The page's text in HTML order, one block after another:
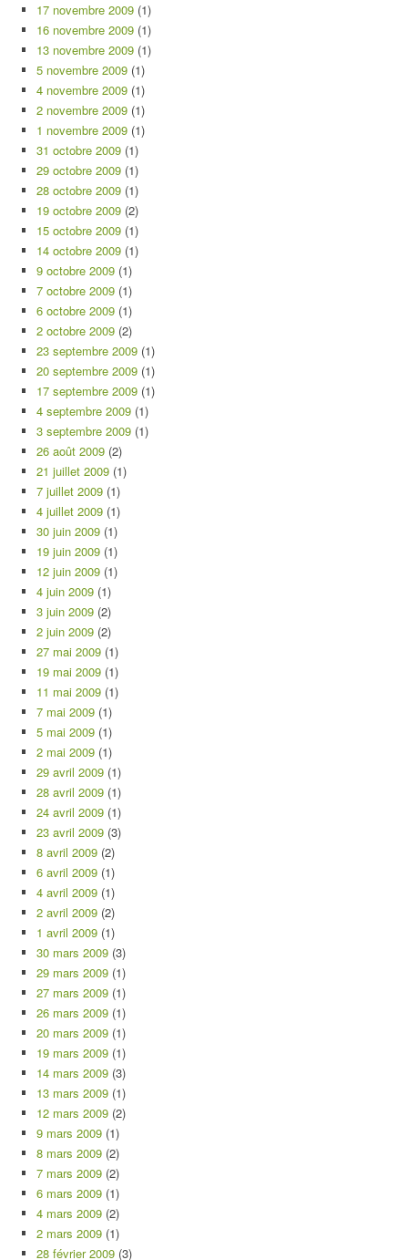
17 novembre 2009 (1)
16 novembre 2009 (1)
13 novembre 2009 (1)
5 novembre 2009 (1)
4 novembre 2009 (1)
2 novembre 2009 (1)
1 novembre 2009 (1)
31 octobre 2009 (1)
29 octobre 2009 (1)
28 octobre 2009 (1)
19 octobre 2009 (2)
15 octobre 2009 (1)
14 octobre 2009 (1)
9 octobre 2009 (1)
7 octobre 2009 (1)
6 octobre 2009 (1)
2 octobre 2009 (2)
23 septembre 2009 (1)
20 septembre 2009 (1)
17 septembre 2009 (1)
4 septembre 2009 (1)
3 septembre 2009 (1)
26 août 2009 (2)
21 juillet 2009 (1)
7 juillet 2009 (1)
4 juillet 2009 (1)
30 juin 2009 (1)
19 juin 2009 (1)
12 juin 2009 (1)
4 juin 2009 (1)
3 juin 2009 (2)
2 juin 2009 (2)
27 mai 2009 (1)
19 mai 2009 (1)
11 mai 2009 (1)
7 mai 2009 (1)
5 mai 2009 (1)
2 mai 2009 (1)
29 avril 2009 (1)
28 avril 2009 (1)
24 avril 2009 (1)
23 avril 2009 (3)
8 avril 2009 (2)
6 avril 2009 (1)
4 avril 2009 (1)
2 avril 2009 (2)
1 avril 2009 (1)
30 mars 2009 (3)
29 mars 2009 (1)
27 mars 2009 (1)
26 mars 2009 (1)
20 mars 2009 (1)
19 mars 2009 (1)
14 mars 2009 (3)
13 mars 2009 (1)
12 mars 2009 (2)
9 mars 2009 (1)
8 mars 2009 (2)
7 mars 2009 (2)
6 mars 2009 (1)
4 mars 2009 (2)
2 mars 2009 (1)
28 février 2009 (3)